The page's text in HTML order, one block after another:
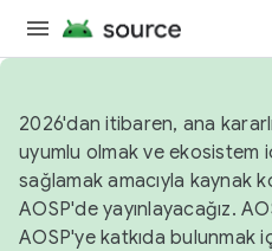
2026'dan itibaren, ana
uyumlu olmak ve ekosistem
sağlamak amacıyla kaynak
AOSP'de yayınlayacağız.
AOSP'ye katkıda bulunmak